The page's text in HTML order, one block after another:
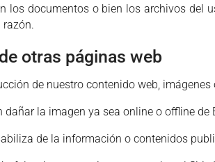
los documentos o bien los archivos del
otras páginas web
de nuestro contenido web, imágenes
la imagen ya sea online o offline de
de la información o contenidos